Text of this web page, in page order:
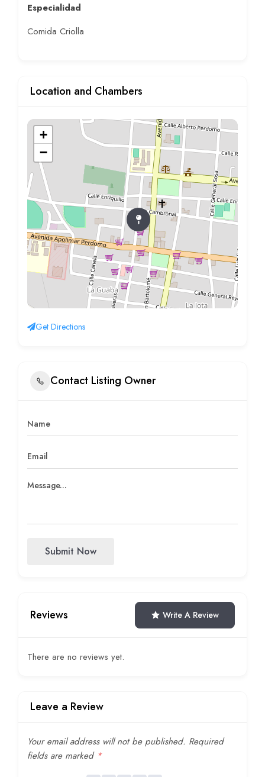
Especialidad
Comida Criolla
Location and Chambers
+
−
Get Directions
Contact Listing Owner
Submit Now
Reviews Write A Review
There are no reviews yet.
Leave a Review
Your email address will not be published. Required
fields are marked *